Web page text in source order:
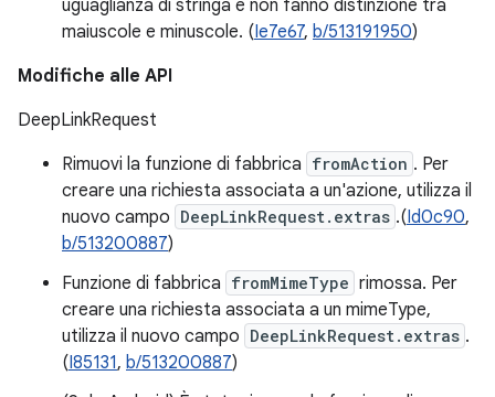
uguaglianza di stringa e non fanno distinzione tra
maiuscole e minuscole. (Ie7e67, b/513191950)
Modifiche alle API
DeepLinkRequest
Rimuovi la funzione di fabbrica fromAction . Per
creare una richiesta associata a un'azione, utilizza il
nuovo campo DeepLinkRequest.extras .(Id0c90,
b/513200887)
Funzione di fabbrica fromMimeType rimossa. Per
creare una richiesta associata a un mimeType,
utilizza il nuovo campo DeepLinkRequest.extras .
(I85131, b/513200887)